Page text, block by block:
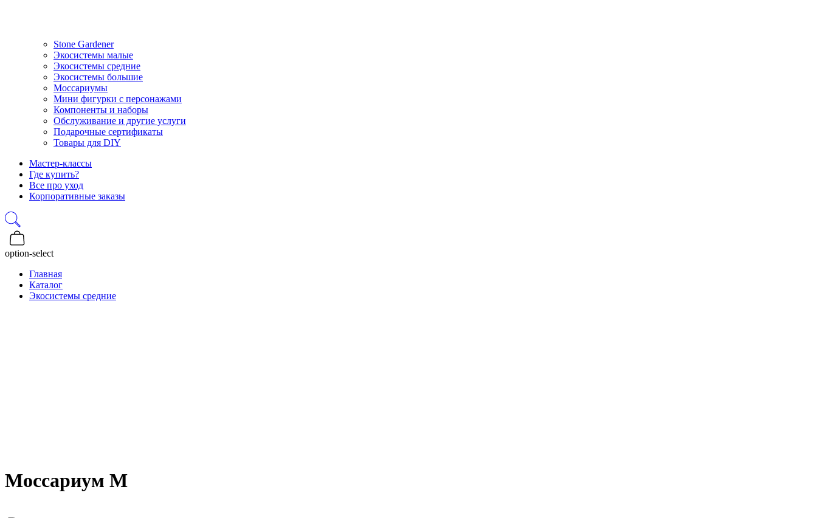
Stone Gardener
Экосистемы малые
Экосистемы средние
Экосистемы большие
Моссариумы
Мини фигурки с персонажами
Компоненты и наборы
Обслуживание и другие услуги
Подарочные сертификаты
Товары для DIY
Мастер-классы
Где купить?
Все про уход
Корпоративные заказы
option-select
Главная
Каталог
Экосистемы средние
Моссариум M